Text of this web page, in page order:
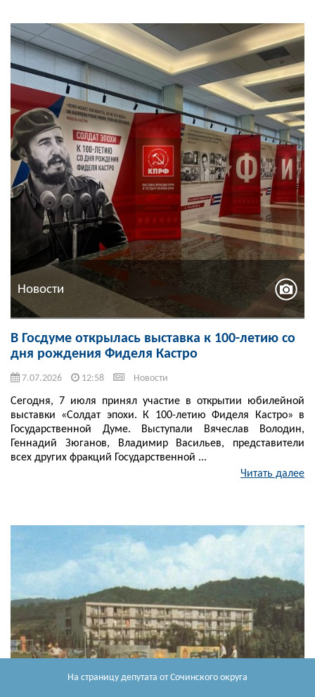
На страницу депутата от Сочинского округа
Новости
В Госдуме открылась выставка к 100-летию со
дня рождения Фиделя Кастро
7.07.2026 12:58 Новости
Сегодня, 7 июля принял участие в открытии юбилейной
выставки «Солдат эпохи. К 100-летию Фиделя Кастро» в
Государственной Думе. Выступали Вячеслав Володин,
Геннадий Зюганов, Владимир Васильев, представители
всех других фракций Государственной ...
Читать далее